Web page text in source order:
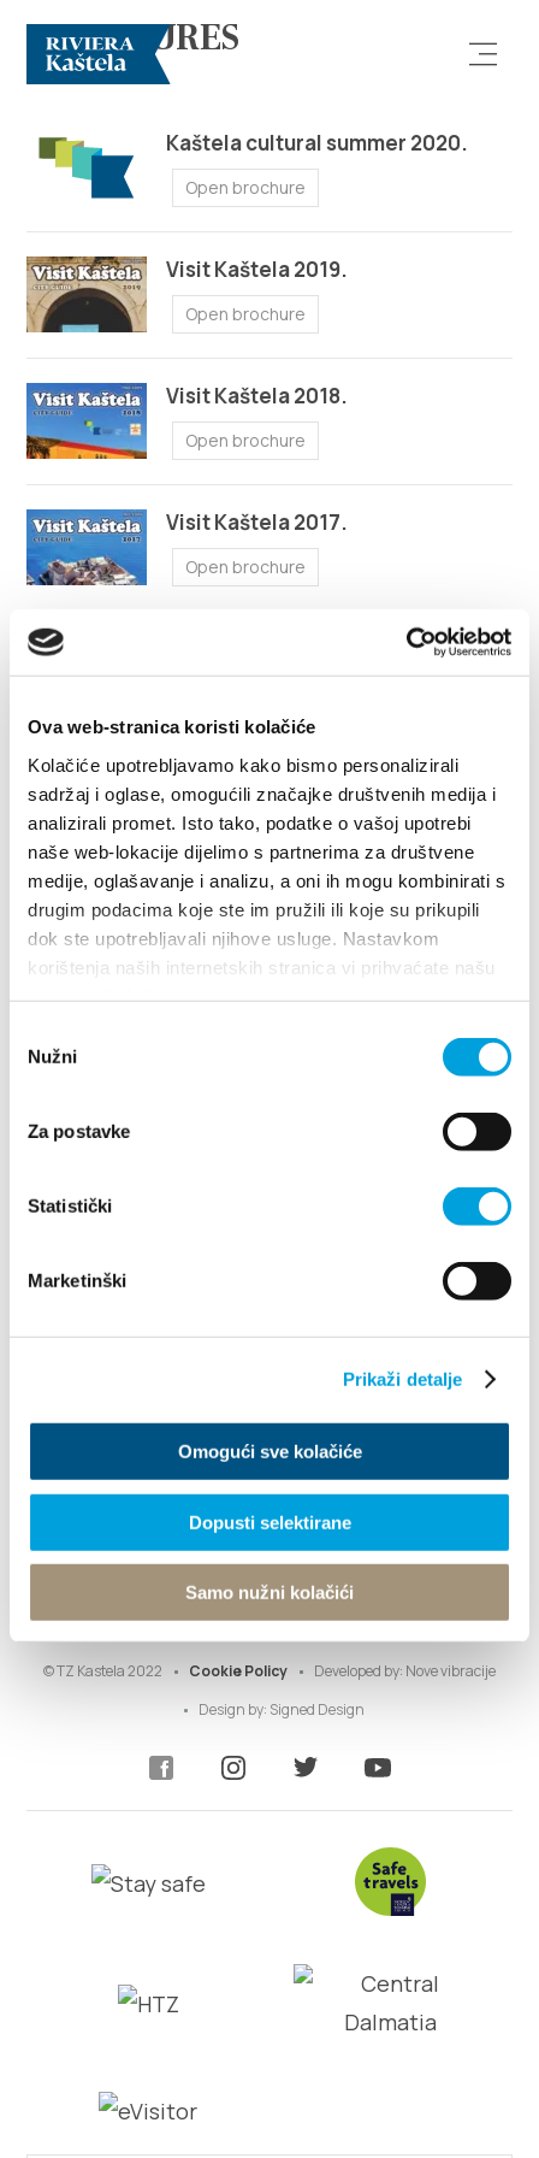
Ova web-stranica koristi kolačiće
Kolačiće upotrebljavamo kako bismo personalizirali
sadržaj i oglase, omogućili značajke društvenih medija i
analizirali promet. Isto tako, podatke o vašoj upotrebi
naše web-lokacije dijelimo s partnerima za društvene
medije, oglašavanje i analizu, a oni ih mogu kombinirati s
drugim podacima koje ste im pružili ili koje su prikupili
dok ste upotrebljavali njihove usluge. Nastavkom
korištenja naših internetskih stranica vi prihvaćate našu
pristanka
Nužni
Za postavke
Statistički
Marketinški
Prikaži detalje
Omogući sve kolačiće
Dopusti selektirane
Samo nužni kolačići
Explore
What to do
Info
Multimedia
Safe in Dalmatia
+385 21 227 933
info@kastela-info.hr
21216 Kaštel Stari, Hrvatska
Directions
BROCHURES
Kaštela cultural summer 2020.
Open brochure
Visit Kaštela 2019.
Open brochure
Visit Kaštela 2018.
Open brochure
Visit Kaštela 2017.
Open brochure
« 2 »
Villa Nika, Kamberovo šetalište 30
© TZ Kastela 2022 Cookie Policy Developed by: Nove vibracije
Design by: Signed Design